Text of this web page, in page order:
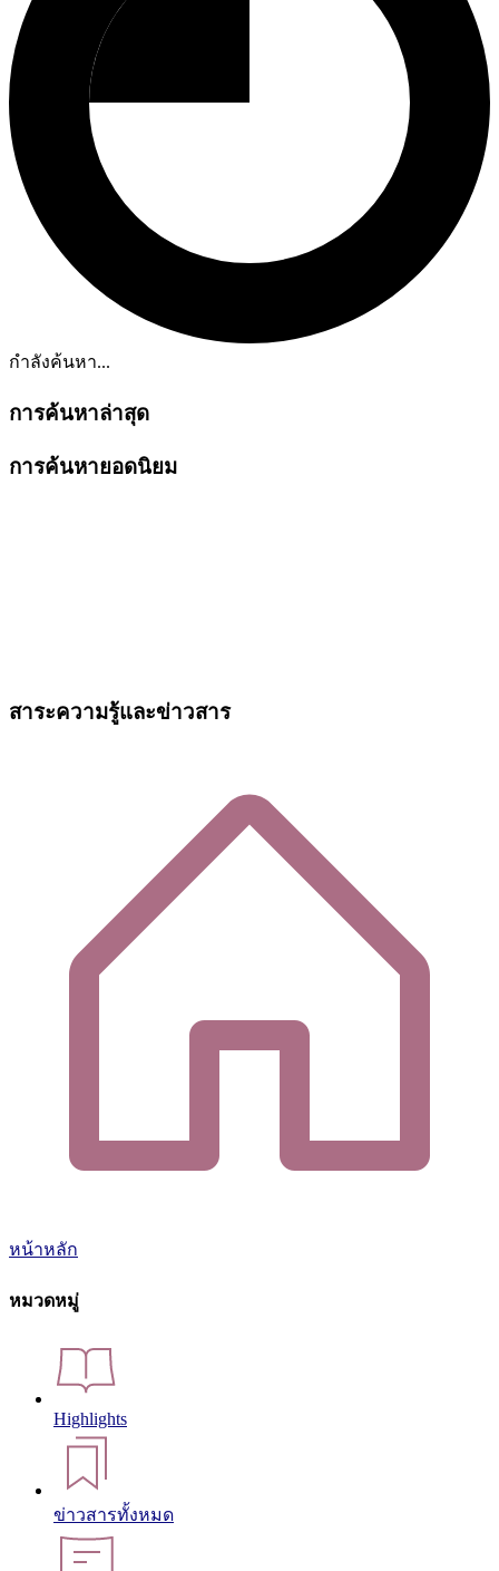
กำลังค้นหา...
การค้นหาล่าสุด
การค้นหายอดนิยม
สาระความรู้และข่าวสาร
หน้าหลัก
หมวดหมู่
Highlights
ข่าวสารทั้งหมด